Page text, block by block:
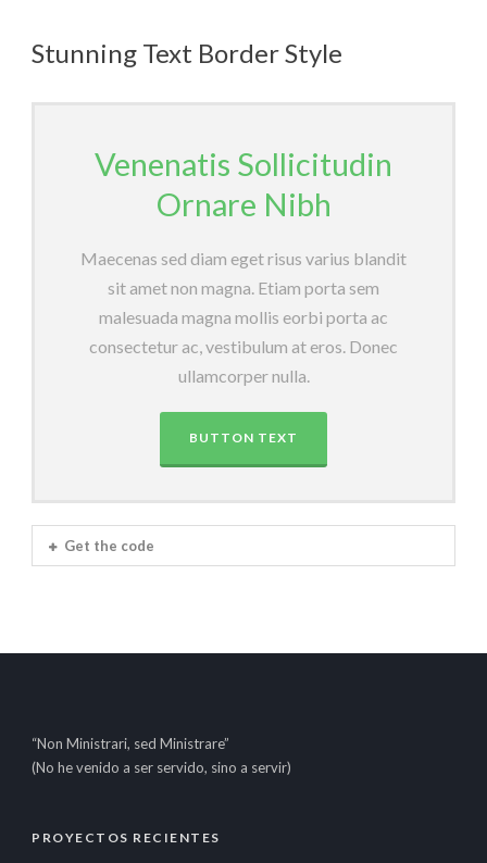
Stunning Text Border Style
Venenatis Sollicitudin
Ornare Nibh
Maecenas sed diam eget risus varius blandit
sit amet non magna. Etiam porta sem
malesuada magna mollis eorbi porta ac
consectetur ac, vestibulum at eros. Donec
ullamcorper nulla.
BUTTON TEXT
Get the code
“Non Ministrari, sed Ministrare”
(No he venido a ser servido, sino a servir)
PROYECTOS RECIENTES